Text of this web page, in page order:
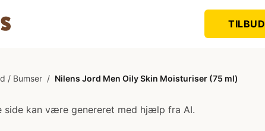
TILBUD
/ Bumser / Nilens Jord Men Oily Skin Moisturiser (75 ml)
side kan være genereret med hjælp fra AI.